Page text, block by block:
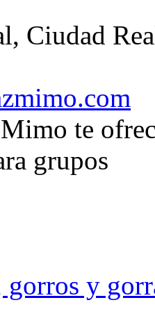
Ciudad
te
grupos
gorros y